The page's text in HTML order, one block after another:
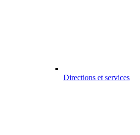
Directions et services